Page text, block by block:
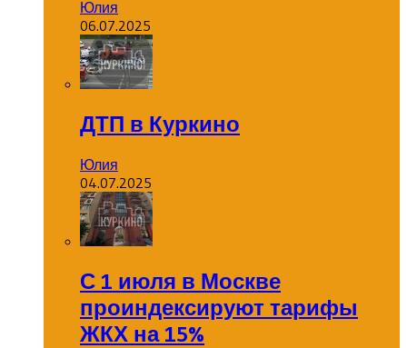
Юлия
06.07.2025
ДТП в Куркино
Юлия
04.07.2025
С 1 июля в Москве
проиндексируют тарифы
ЖКХ на 15%